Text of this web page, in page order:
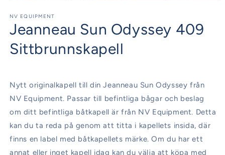
1
modalfönster
NV EQUIPMENT
Jeanneau Sun Odyssey 409
Sittbrunnskapell
Nytt originalkapell till din Jeanneau Sun Odyssey från
NV Equipment. Passar till befintliga bågar och beslag
om ditt befintliga båtkapell är från NV Equipment. Detta
kan du ta reda på genom att titta i kapellets insida, där
finns en label med båtkapellets märke. Om du har ett
annat eller inget kapell idag kan du välja att köpa med